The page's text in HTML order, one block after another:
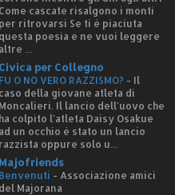
Come cascate risalgono i monti
per ritrovarsi Se ti è piaciuta
questa poesia e ne vuoi leggere
altre ...
Civica per Collegno
FU O NO VERO RAZZISMO? - Il
caso della giovane atleta di
Moncalieri. Il lancio dell'uovo che
ha colpito l'atleta Daisy Osakue
ad un occhio è stato un lancio
razzista oppure solo u...
Majofriends
Benvenuti - Associazione amici
del Majorana